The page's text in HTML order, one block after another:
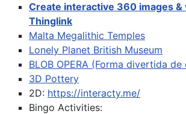
Create interactive 360 images &
Thinglink
Malta Megalithic Temples
Lonely Planet British Museum
BLOB OPERA (Forma divertida de
3D Pottery
2D: https://interacty.me/
Bingo Activities: